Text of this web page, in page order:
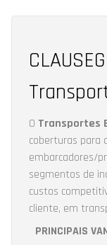
O Transportes
coberturas para
embarcadores/
segmentos de
custos
cliente, em
PRINCIPAIS